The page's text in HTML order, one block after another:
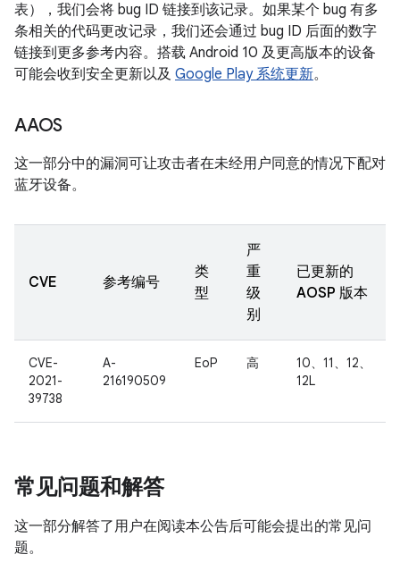
表），我们会将 bug ID 链接到该记录。如果某个 bug 有多
条相关的代码更改记录，我们还会通过 bug ID 后面的数字
链接到更多参考内容。搭载 Android 10 及更高版本的设备
可能会收到安全更新以及 Google Play 系统更新。
AAOS
这一部分中的漏洞可让攻击者在未经用户同意的情况下配对
蓝牙设备。
CVE 参考编号
类
型
严
重
级
别
已更新的
AOSP 版本
CVE-
2021-
39738
A-
216190509
EoP 高
10、11、12、
12L
常见问题和解答
这一部分解答了用户在阅读本公告后可能会提出的常见问
题。